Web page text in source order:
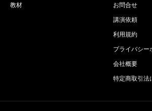
教材
お問合せ
講演依頼
利用規約
プライバシー
会社概要
特定商取引法